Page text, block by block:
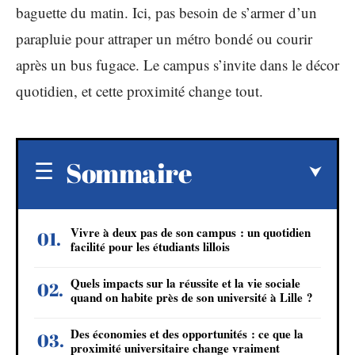
baguette du matin. Ici, pas besoin de s’armer d’un
parapluie pour attraper un métro bondé ou courir
après un bus fugace. Le campus s’invite dans le décor
quotidien, et cette proximité change tout.
Sommaire
Vivre à deux pas de son campus : un quotidien
facilité pour les étudiants lillois
Quels impacts sur la réussite et la vie sociale
quand on habite près de son université à Lille ?
Des économies et des opportunités : ce que la
proximité universitaire change vraiment